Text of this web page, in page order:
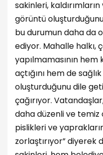
sakinleri,
görüntü
bu durumun daha da
ediyor. Mahalle halkı,
yapılmamasının
açtığını hem de
oluşturduğunu dile
çağırıyor.
daha düzenli ve temiz
pislikleri ve
zorlaştırıyor” diyerek